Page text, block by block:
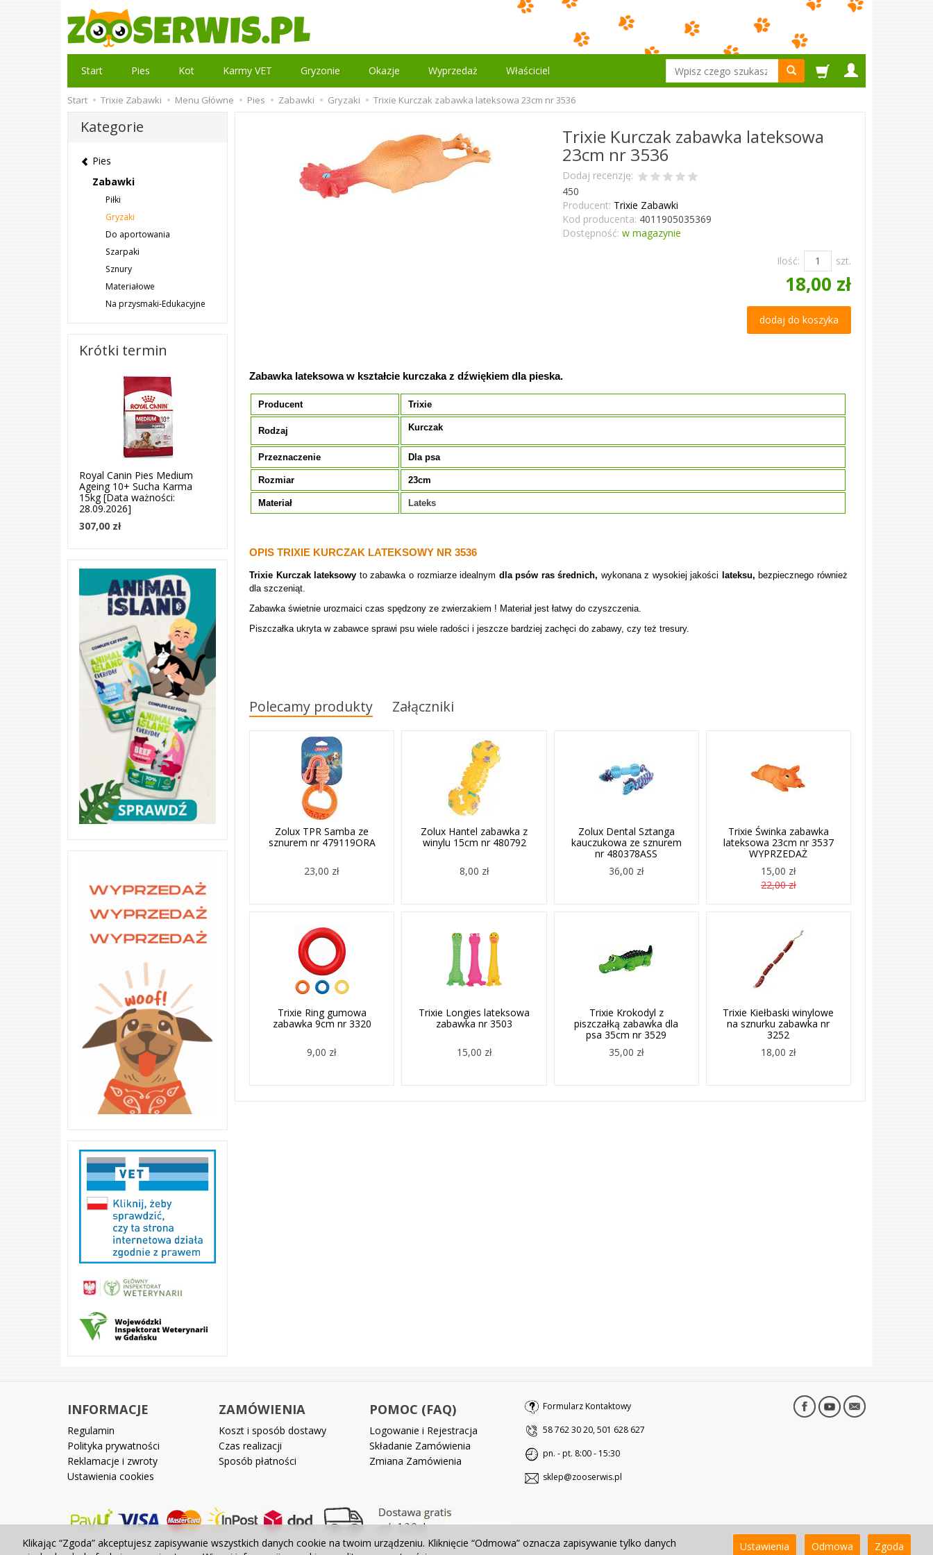
Wyszukaj
Start Pies Kot Karmy VET Gryzonie Okazje Wyprzedaż Właściciel
Start Trixie Zabawki Menu Główne Pies Zabawki Gryzaki Trixie Kurczak zabawka lateksowa 23cm nr 3536
Trixie Kurczak zabawka lateksowa
23cm nr 3536
Dodaj recenzję:
450
Producent: Trixie Zabawki
Kod producenta: 4011905035369
Dostępność: w magazynie
Ilość: szt.
18,00 zł
dodaj do koszyka
Zabawka lateksowa w kształcie kurczaka z dźwiękiem dla pieska.
Producent Trixie
Rodzaj Kurczak
Przeznaczenie Dla psa
Rozmiar 23cm
Materiał Lateks
OPIS TRIXIE KURCZAK LATEKSOWY NR 3536
Trixie Kurczak lateksowy to zabawka o rozmiarze idealnym dla psów ras średnich, wykonana z wysokiej jakości lateksu, bezpiecznego również
dla szczeniąt.
Zabawka świetnie urozmaici czas spędzony ze zwierzakiem ! Materiał jest łatwy do czyszczenia.
Piszczałka ukryta w zabawce sprawi psu wiele radości i jeszcze bardziej zachęci do zabawy, czy też tresury.
Polecamy produkty Załączniki
Zolux TPR Samba ze
sznurem nr 479119ORA
23,00 zł
Zolux Hantel zabawka z
winylu 15cm nr 480792
8,00 zł
Zolux Dental Sztanga
kauczukowa ze sznurem
nr 480378ASS
36,00 zł
Trixie Świnka zabawka
lateksowa 23cm nr 3537
WYPRZEDAŻ
15,00 zł
22,00 zł
Trixie Ring gumowa
zabawka 9cm nr 3320
9,00 zł
Trixie Longies lateksowa
zabawka nr 3503
15,00 zł
Trixie Krokodyl z
piszczałką zabawka dla
psa 35cm nr 3529
35,00 zł
Trixie Kiełbaski winylowe
na sznurku zabawka nr
3252
18,00 zł
Kategorie
Pies
Zabawki
Piłki
Gryzaki
Do aportowania
Szarpaki
Sznury
Materiałowe
Na przysmaki-Edukacyjne
Krótki termin
Royal Canin Pies Medium
Ageing 10+ Sucha Karma
15kg [Data ważności:
28.09.2026]
307,00 zł
INFORMACJE
Regulamin
Polityka prywatności
Reklamacje i zwroty
Ustawienia cookies
ZAMÓWIENIA
Koszt i sposób dostawy
Czas realizacji
Sposób płatności
POMOC (FAQ)
Logowanie i Rejestracja
Składanie Zamówienia
Zmiana Zamówienia
Formularz Kontaktowy
58 762 30 20, 501 628 627
pn. - pt. 8:00 - 15:30
sklep@zooserwis.pl
Klikając “Zgoda” akceptujesz zapisywanie wszystkich danych cookie na twoim urządzeniu. Kliknięcie “Odmowa” oznacza zapisywanie tylko danych
Ustawienia Odmowa Zgoda